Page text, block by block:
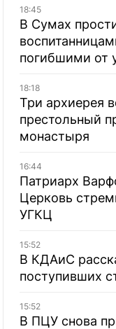
18:45
В Сумах
погибшими от
18:18
Три архиерея
престольный
монастыря
16:44
Патриарх
Церковь
УГКЦ
15:52
В КДАиС
поступивших
15:52
В ПЦУ снова